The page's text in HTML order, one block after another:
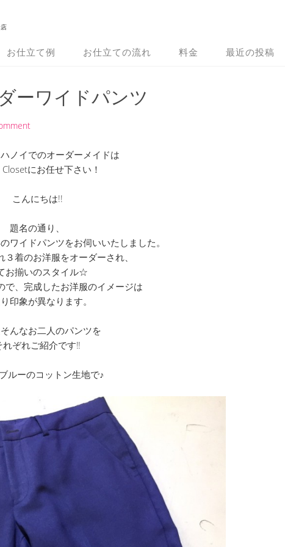
お仕立て例 お仕立ての流れ 料金 最近の投稿
ーワイドパンツ
ノイでのオーダーメイドは
Closetにお任せ下さい！
こんにちは!!
題名の通り、
ワイドパンツをお伺いいたしました。
３着のお洋服をオーダーされ、
お揃いのスタイル☆
で、完成したお洋服のイメージは
印象が異なります。
んなお二人のパンツを
れぞれご紹介です‼
ルーのコットン生地で♪